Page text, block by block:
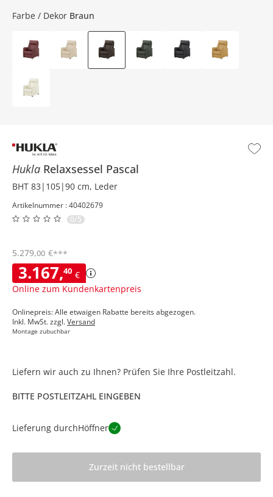
Hukla Relaxsessel Pascal
BHT 83|105|90 cm, Leder
Artikelnummer : 40402679
0/5
3.167,40 €
Online zum Kundenkartenpreis
5.279,00 €***
Onlinepreis: Alle etwaigen Rabatte bereits abgezogen.
Inkl. MwSt. zzgl.Versand
Montage zubuchbar
Farbe / Dekor Braun
Liefern wir auch zu Ihnen? Prüfen Sie Ihre Postleitzahl.
BITTE POSTLEITZAHL EINGEBEN
Lieferung durchHöffner
Zurzeit nicht bestellbar